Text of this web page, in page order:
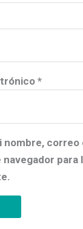
*
nombre,
navegador para